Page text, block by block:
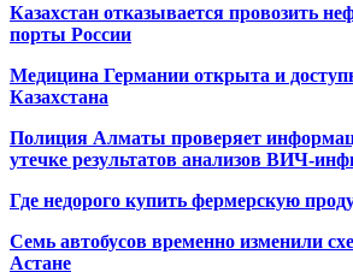
Казахстан отказывается провозить
порты России
Медицина Германии открыта и
Казахстана
Полиция Алматы проверяет
утечке результатов анализов ВИЧ-
Где недорого купить фермерскую
Семь автобусов временно изменили
Астане